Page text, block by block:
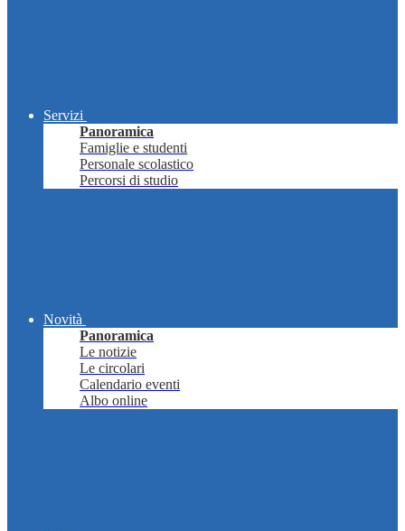
Servizi
Panoramica
Famiglie e studenti
Personale scolastico
Percorsi di studio
Novità
Panoramica
Le notizie
Le circolari
Calendario eventi
Albo online